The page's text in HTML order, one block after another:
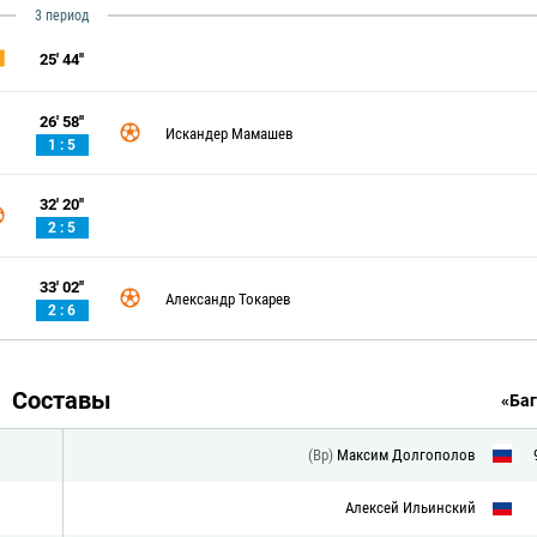
3 период
25' 44''
26' 58''
1 : 5
Искандер Мамашев
32' 20''
2 : 5
33' 02''
2 : 6
Александр Токарев
Составы
(Вр) Максим Долгополов
Алексей Ильинский